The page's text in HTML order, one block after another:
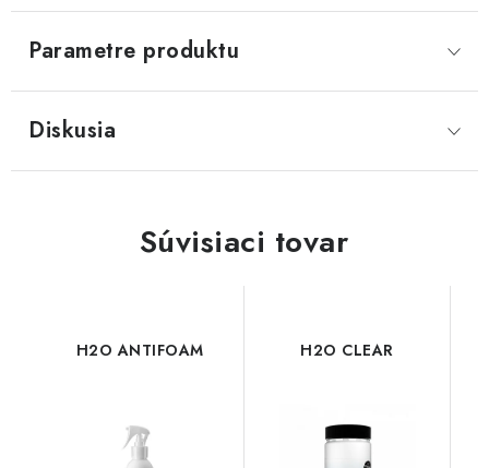
Parametre produktu
Diskusia
Súvisiaci tovar
H2O ANTIFOAM H2O CLEAR